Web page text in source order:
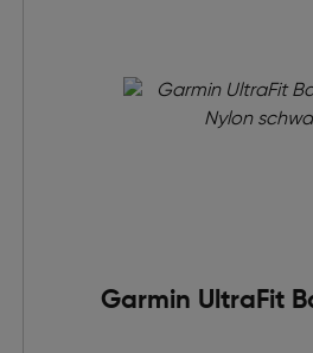
Garmin UltraFit